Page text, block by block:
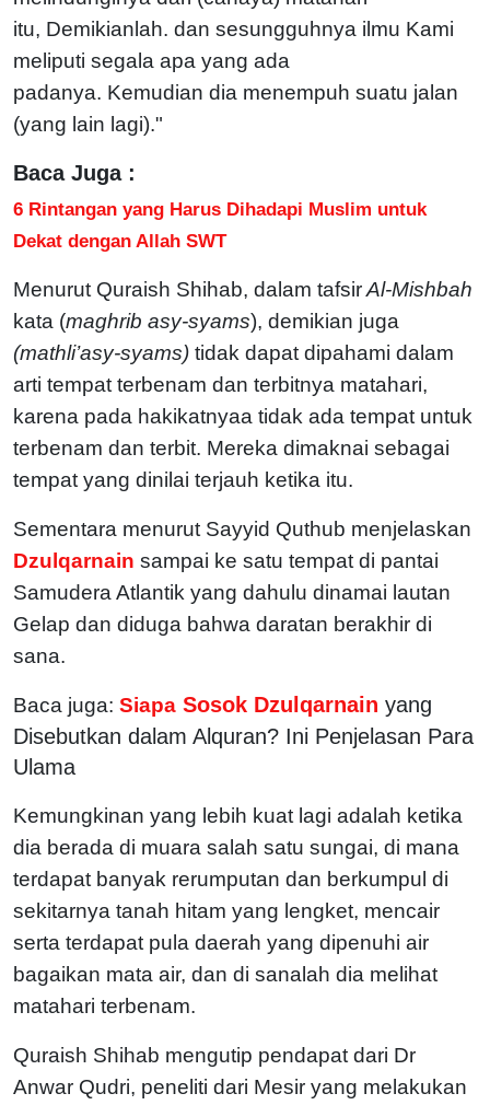
itu, Demikianlah. dan sesungguhnya ilmu Kami
meliputi segala apa yang ada
padanya. Kemudian dia menempuh suatu jalan
(yang lain lagi)."
Baca Juga :
6 Rintangan yang Harus Dihadapi Muslim untuk
Dekat dengan Allah SWT
Menurut Quraish Shihab, dalam tafsirAl-Mishbah
kata (maghrib asy-syams), demikian juga
(mathli’asy-syams) tidak dapat dipahami dalam
arti tempat terbenam dan terbitnya matahari,
karena pada hakikatnyaa tidak ada tempat untuk
terbenam dan terbit. Mereka dimaknai sebagai
tempat yang dinilai terjauh ketika itu.
Sementara menurut Sayyid Quthub menjelaskan
Dzulqarnain sampai ke satu tempat di pantai
Samudera Atlantik yang dahulu dinamai lautan
Gelap dan diduga bahwa daratan berakhir di
sana.
Baca juga: Siapa Sosok Dzulqarnain yang
Disebutkan dalam Alquran? Ini Penjelasan Para
Ulama
Kemungkinan yang lebih kuat lagi adalah ketika
dia berada di muara salah satu sungai, di mana
terdapat banyak rerumputan dan berkumpul di
sekitarnya tanah hitam yang lengket, mencair
serta terdapat pula daerah yang dipenuhi air
bagaikan mata air, dan di sanalah dia melihat
matahari terbenam.
Quraish Shihab mengutip pendapat dari Dr
Anwar Qudri, peneliti dari Mesir yang melakukan